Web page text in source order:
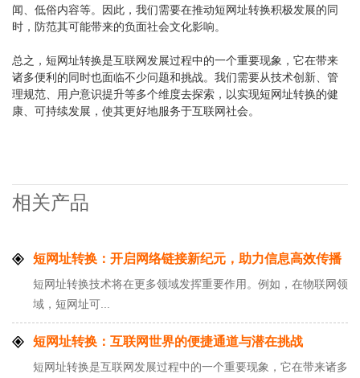
闻、低俗内容等。因此，我们需要在推动短网址转换积极发展的同
时，防范其可能带来的负面社会文化影响。
总之，短网址转换是互联网发展过程中的一个重要现象，它在带来
诸多便利的同时也面临不少问题和挑战。我们需要从技术创新、管
理规范、用户意识提升等多个维度去探索，以实现短网址转换的健
康、可持续发展，使其更好地服务于互联网社会。
相关产品
短网址转换：开启网络链接新纪元，助力信息高效传播
短网址转换技术将在更多领域发挥重要作用。例如，在物联网领
域，短网址可...
短网址转换：互联网世界的便捷通道与潜在挑战
短网址转换是互联网发展过程中的一个重要现象，它在带来诸多